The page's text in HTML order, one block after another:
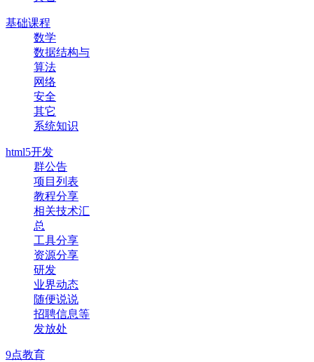
基础课程
数学
数据结构与
算法
网络
安全
其它
系统知识
html5开发
群公告
项目列表
教程分享
相关技术汇
总
工具分享
资源分享
研发
业界动态
随便说说
招聘信息等
发放处
9点教育